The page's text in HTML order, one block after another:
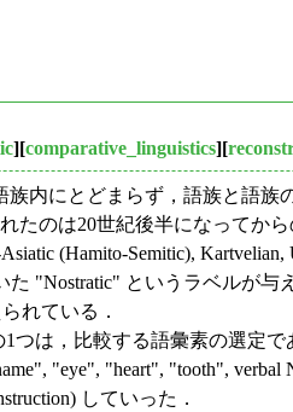
][comparative_linguistics][
内にとどまらず，語族と語
のは20世紀後半になってか
(Hamito-Semitic),
"Nostratic" というラベルが
れている．
は，比較する語彙素の選定
"eye", "heart", "tooth",
していった．